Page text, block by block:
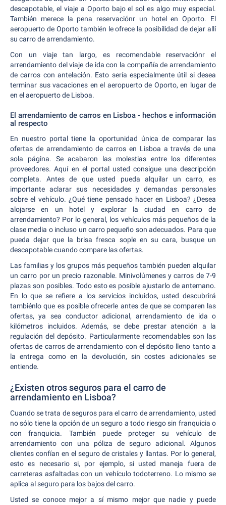
descapotable, el viaje a Oporto bajo el sol es algo muy especial.
También merece la pena reservaciónr un hotel en Oporto. El
aeropuerto de Oporto también le ofrece la posibilidad de dejar allí
su carro de arrendamiento.
Con un viaje tan largo, es recomendable reservaciónr el
arrendamiento del viaje de ida con la compañía de arrendamiento
de carros con antelación. Esto sería especialmente útil si desea
terminar sus vacaciones en el aeropuerto de Oporto, en lugar de
en el aeropuerto de Lisboa.
El arrendamiento de carros en Lisboa - hechos e información
al respecto
En nuestro portal tiene la oportunidad única de comparar las
ofertas de arrendamiento de carros en Lisboa a través de una
sola página. Se acabaron las molestias entre los diferentes
proveedores. Aquí en el portal usted consigue una descripción
completa. Antes de que usted pueda alquilar un carro, es
importante aclarar sus necesidades y demandas personales
sobre el vehículo. ¿Qué tiene pensado hacer en Lisboa? ¿Desea
alojarse en un hotel y explorar la ciudad en carro de
arrendamiento? Por lo general, los vehículos más pequeños de la
clase media o incluso un carro pequeño son adecuados. Para que
pueda dejar que la brisa fresca sople en su cara, busque un
descapotable cuando compare las ofertas.
Las familias y los grupos más pequeños también pueden alquilar
un carro por un precio razonable. Minivolúmenes y carros de 7-9
plazas son posibles. Todo esto es posible ajustarlo de antemano.
En lo que se refiere a los servicios incluidos, usted descubrirá
tambiénlo que es posible ofrecerle antes de que se comparen las
ofertas, ya sea conductor adicional, arrendamiento de ida o
kilómetros incluidos. Además, se debe prestar atención a la
regulación del depósito. Particularmente recomendables son las
ofertas de carros de arrendamiento con el depósito lleno tanto a
la entrega como en la devolución, sin costes adicionales se
entiende.
¿Existen otros seguros para el carro de
arrendamiento en Lisboa?
Cuando se trata de seguros para el carro de arrendamiento, usted
no sólo tiene la opción de un seguro a todo riesgo sin franquicia o
con franquicia. También puede proteger su vehículo de
arrendamiento con una póliza de seguro adicional. Algunos
clientes confían en el seguro de cristales y llantas. Por lo general,
esto es necesario si, por ejemplo, si usted maneja fuera de
carreteras asfaltadas con un vehículo todoterreno. Lo mismo se
aplica al seguro para los bajos del carro.
Usted se conoce mejor a sí mismo mejor que nadie y puede